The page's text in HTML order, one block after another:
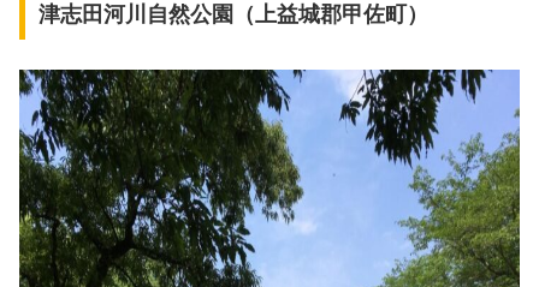
津志田河川自然公園（上益城郡甲佐町）